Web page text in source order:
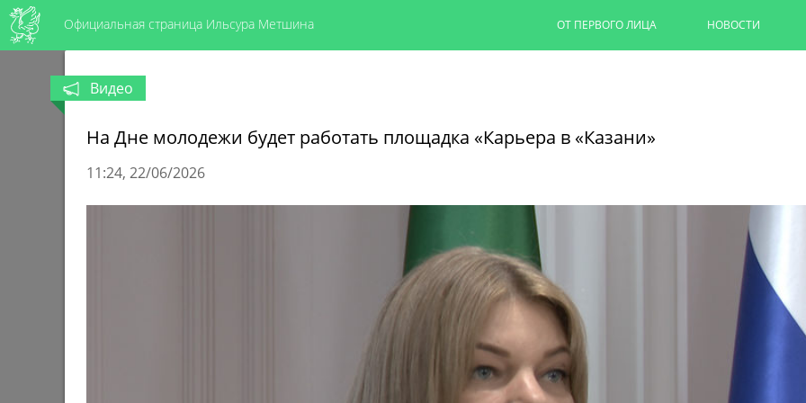
Официальная страница Ильсура Метшина ОТ ПЕРВОГО ЛИЦА НОВОСТИ
специальной военной
Видео
На Дне молодежи будет работать площадка «Карьера в «Казани»
11:24 22/06/2026